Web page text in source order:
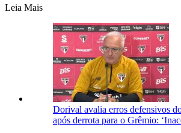
Leia Mais
Dorival avalia erros defensivos
após derrota para o Grêmio: